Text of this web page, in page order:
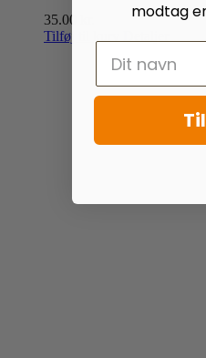
35.00
Tilføj til kurv
modtag